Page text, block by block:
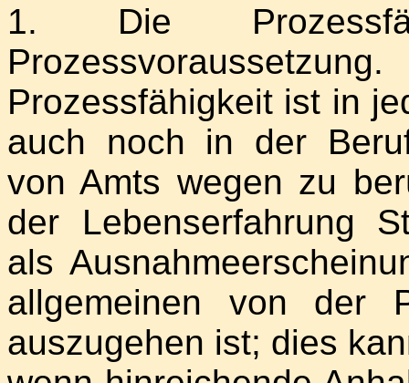
1. Die
Prozessfähigkeit ist in
auch noch in der
von Amts wegen zu
der Lebenserfahrung
als
allgemeinen von der
auszugehen ist; dies